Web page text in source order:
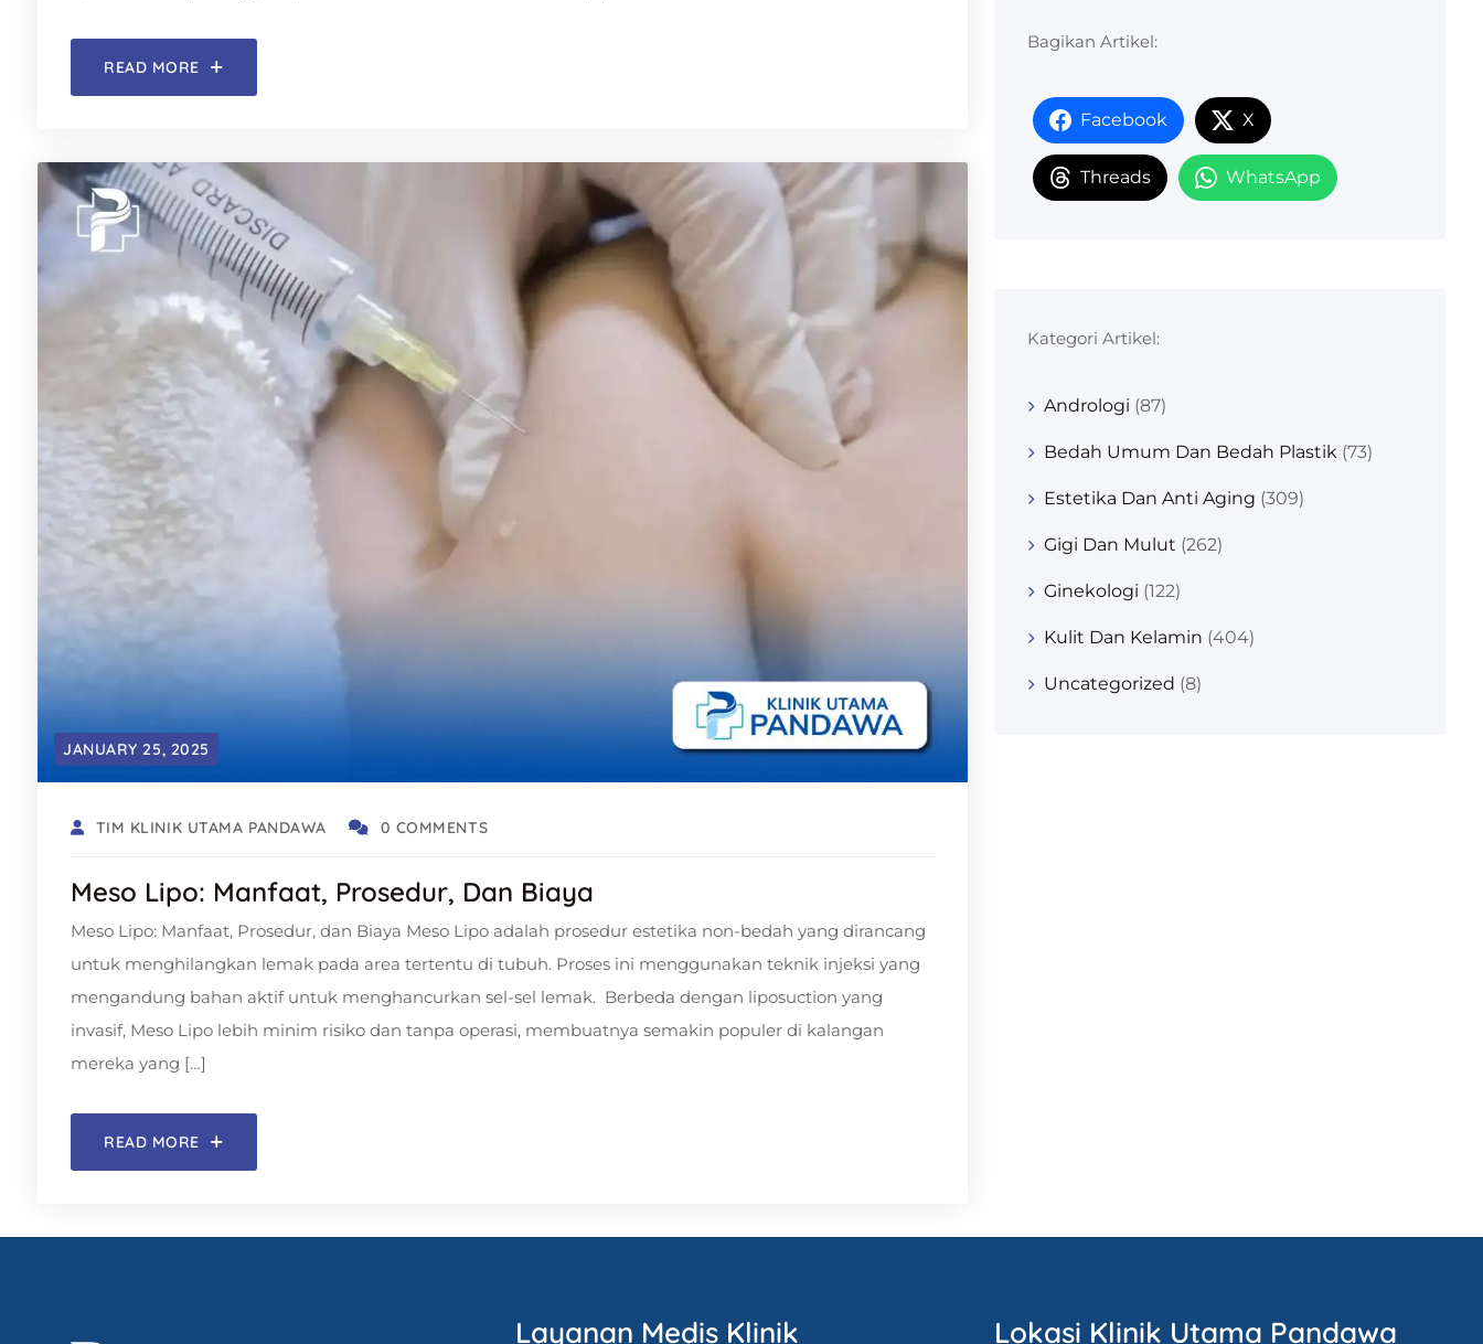
READ MORE
JANUARY 25, 2025
TIM KLINIK UTAMA PANDAWA 0 COMMENTS
Meso Lipo: Manfaat, Prosedur, Dan Biaya
Meso Lipo: Manfaat, Prosedur, dan Biaya Meso Lipo adalah prosedur estetika non-bedah yang dirancang
untuk menghilangkan lemak pada area tertentu di tubuh. Proses ini menggunakan teknik injeksi yang
mengandung bahan aktif untuk menghancurkan sel-sel lemak. Berbeda dengan liposuction yang
invasif, Meso Lipo lebih minim risiko dan tanpa operasi, membuatnya semakin populer di kalangan
mereka yang […]
READ MORE
Bagikan Artikel:
Facebook X
Threads WhatsApp
Kategori Artikel:
Andrologi (87)
Bedah Umum Dan Bedah Plastik (73)
Estetika Dan Anti Aging (309)
Gigi Dan Mulut (262)
Ginekologi (122)
Kulit Dan Kelamin (404)
Uncategorized (8)
Layanan Medis Klinik Lokasi Klinik Utama Pandawa